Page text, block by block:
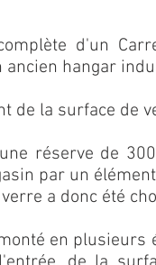
d'un
ancien hangar
de la surface de
réserve de
par un
a donc été
en plusieurs